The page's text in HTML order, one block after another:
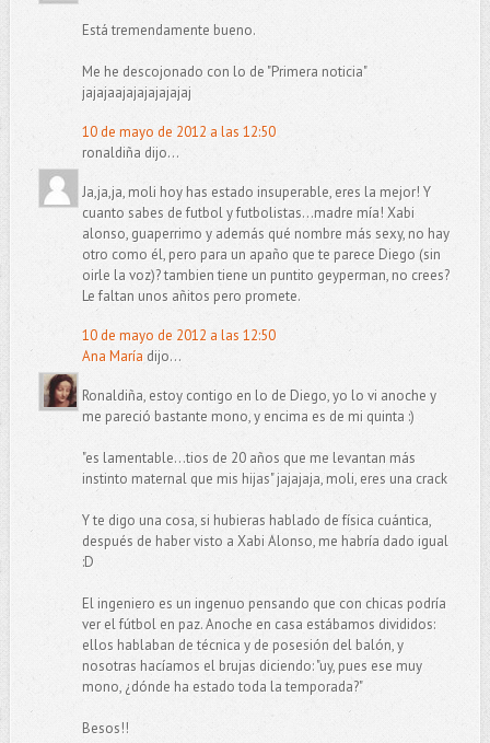
Está tremendamente bueno.
Me he descojonado con lo de "Primera noticia"
jajajaajajajajajajaj
10 de mayo de 2012 a las 12:50
ronaldiña dijo...
Ja,ja,ja, moli hoy has estado insuperable, eres la mejor! Y
cuanto sabes de futbol y futbolistas...madre mía! Xabi
alonso, guaperrimo y además qué nombre más sexy, no hay
otro como él, pero para un apaño que te parece Diego (sin
oirle la voz)? tambien tiene un puntito geyperman, no crees?
Le faltan unos añitos pero promete.
10 de mayo de 2012 a las 12:50
Ana María dijo...
Ronaldiña, estoy contigo en lo de Diego, yo lo vi anoche y
me pareció bastante mono, y encima es de mi quinta :)
"es lamentable...tios de 20 años que me levantan más
instinto maternal que mis hijas" jajajaja, moli, eres una crack
Y te digo una cosa, si hubieras hablado de física cuántica,
después de haber visto a Xabi Alonso, me habría dado igual
:D
El ingeniero es un ingenuo pensando que con chicas podría
ver el fútbol en paz. Anoche en casa estábamos divididos:
ellos hablaban de técnica y de posesión del balón, y
nosotras hacíamos el brujas diciendo: "uy, pues ese muy
mono, ¿dónde ha estado toda la temporada?"
Besos!!